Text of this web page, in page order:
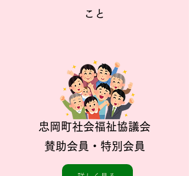
こと
忠岡町社会福祉協議会
賛助会員・特別会員